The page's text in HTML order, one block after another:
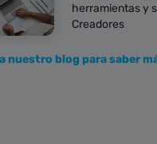
herramientas y
Creadores
nuestro blog para saber